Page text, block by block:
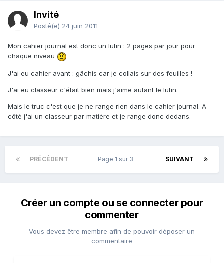
Invité
Posté(e) 24 juin 2011
Mon cahier journal est donc un lutin : 2 pages par jour pour
chaque niveau
J'ai eu cahier avant : gâchis car je collais sur des feuilles !
J'ai eu classeur c'était bien mais j'aime autant le lutin.
Mais le truc c'est que je ne range rien dans le cahier journal. A
côté j'ai un classeur par matière et je range donc dedans.
PRÉCÉDENT SUIVANT
Page 1 sur 3
Créer un compte ou se connecter pour
commenter
Vous devez être membre afin de pouvoir déposer un
commentaire